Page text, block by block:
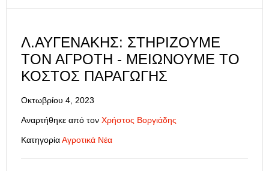
Λ.ΑΥΓΕΝΆΚΗΣ: ΣΤΗΡΊΖΟΥΜΕ
ΤΟΝ ΑΓΡΌΤΗ - ΜΕΙΏΝΟΥΜΕ ΤΟ
ΚΌΣΤΟΣ ΠΑΡΑΓΩΓΉΣ
Οκτωβρίου 4, 2023
Αναρτήθηκε από τον Χρήστος Βοργιάδης
ΚατηγορίαΑγροτικά Νέα